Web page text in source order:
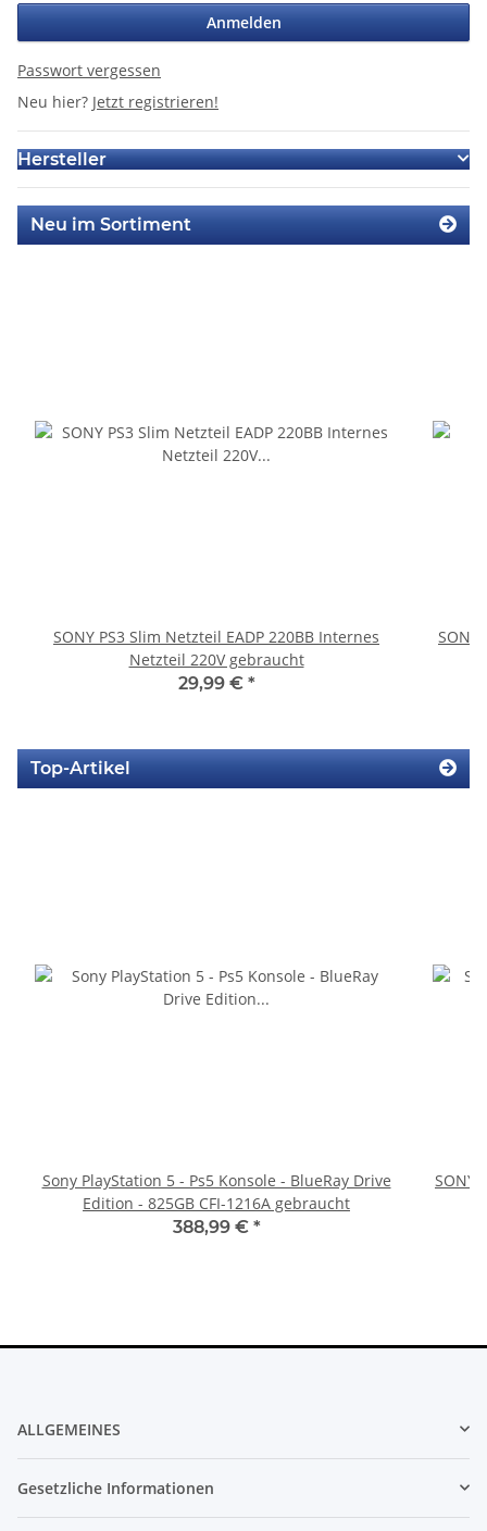
Anmelden
Passwort vergessen
Neu hier? Jetzt registrieren!
Hersteller
Neu im Sortiment
SONY PS3 Slim Netzteil EADP 220BB Internes
Netzteil 220V gebraucht
29,99 € *
Top-Artikel
Sony PlayStation 5 - Ps5 Konsole - BlueRay Drive
Edition - 825GB CFI-1216A gebraucht
388,99 € *
SONY
ALLGEMEINES
Gesetzliche Informationen